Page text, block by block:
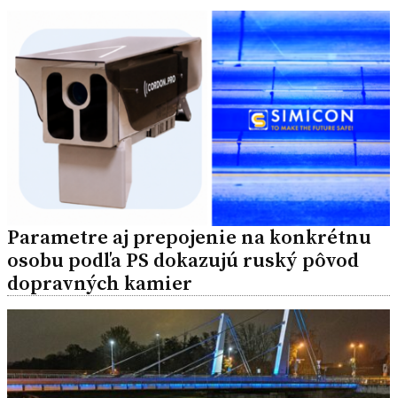
Parametre aj prepojenie na konkrétnu
osobu podľa PS dokazujú ruský pôvod
dopravných kamier